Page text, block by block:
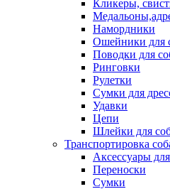
Кликеры,
Намордники
Ошейники для
Поводки для
Ринговки
Рулетки
Сумки для
Удавки
Цепи
Шлейки для
Транспортировка
Аксессуары
Переноски
Сумки